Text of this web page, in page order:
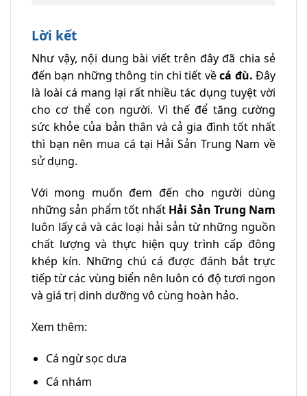
Lời kết
Như vậy, nội dung bài viết trên đây đã chia sẻ
đến bạn những thông tin chi tiết vềcá đù. Đây
là loài cá mang lại rất nhiều tác dụng tuyệt vời
cho cơ thể con người. Vì thế để tăng cường
sức khỏe của bản thân và cả gia đình tốt nhất
thì bạn nên mua cá tại Hải Sản Trung Nam về
sử dụng.
Với mong muốn đem đến cho người dùng
những sản phẩm tốt nhất Hải Sản Trung Nam
luôn lấy cá và các loại hải sản từ những nguồn
chất lượng và thực hiện quy trình cấp đông
khép kín. Những chú cá được đánh bắt trực
tiếp từ các vùng biển nên luôn có độ tươi ngon
và giá trị dinh dưỡng vô cùng hoàn hảo.
Xem thêm:
Cá ngừ sọc dưa
Cá nhám